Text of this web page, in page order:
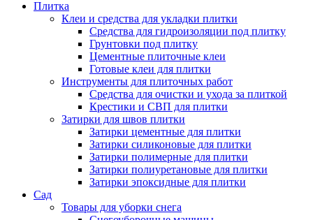
Плитка
Клеи и средства для укладки плитки
Средства для гидроизоляции под плитку
Грунтовки под плитку
Цементные плиточные клеи
Готовые клеи для плитки
Инструменты для плиточных работ
Средства для очистки и ухода за плиткой
Крестики и СВП для плитки
Затирки для швов плитки
Затирки цементные для плитки
Затирки силиконовые для плитки
Затирки полимерные для плитки
Затирки полиуретановые для плитки
Затирки эпоксидные для плитки
Сад
Товары для уборки снега